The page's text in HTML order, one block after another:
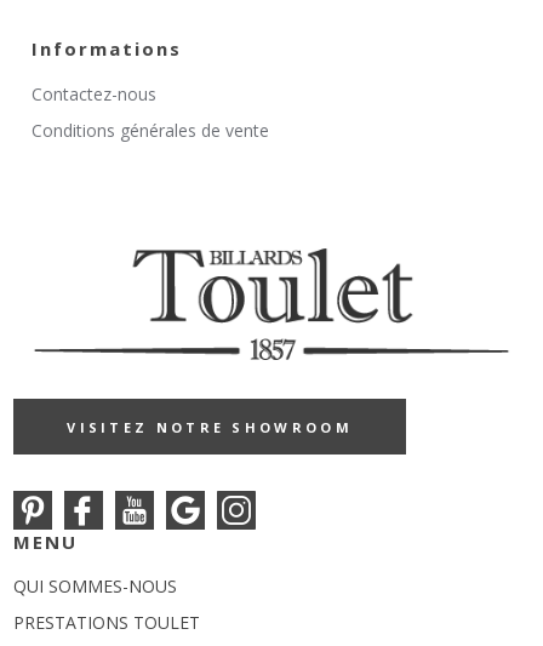
Informations
Contactez-nous
Conditions générales de vente
VISITEZ NOTRE SHOWROOM
MENU
QUI SOMMES-NOUS
PRESTATIONS TOULET